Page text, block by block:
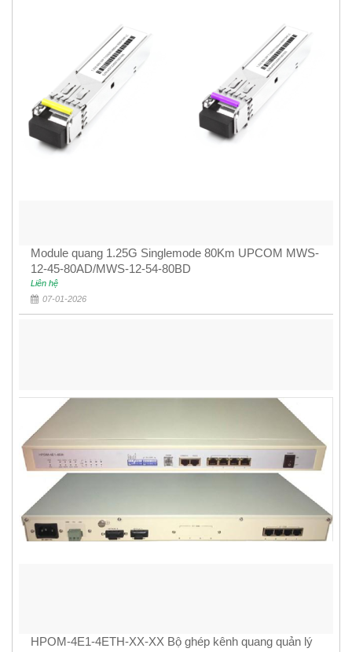
Module quang 1.25G Singlemode 80Km UPCOM MWS-
12-45-80AD/MWS-12-54-80BD
Liên hệ
07-01-2026
HPOM-4E1-4ETH-XX-XX Bộ ghép kênh quang quản lý